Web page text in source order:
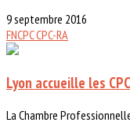
9 septembre 2016
FNCPCCPC-RA
Lyon accueille les
La Chambre